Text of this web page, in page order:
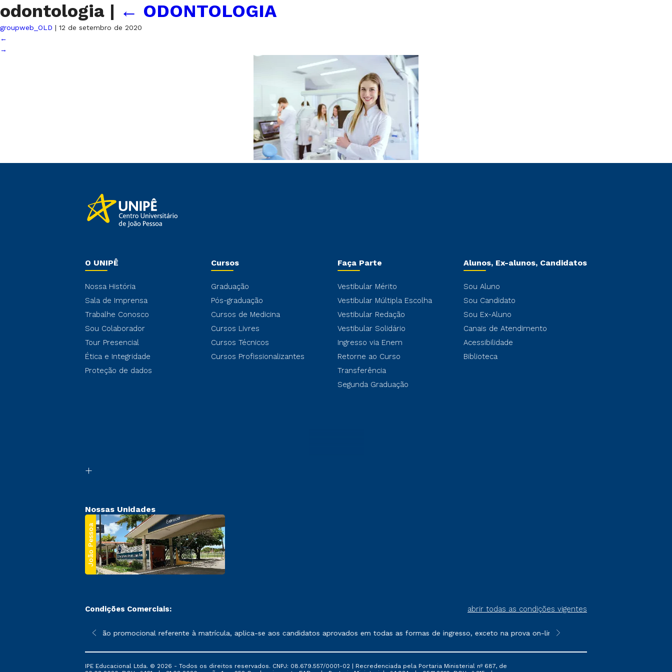
odontologia | ← ODONTOLOGIA
groupweb_OLD | 12 de setembro de 2020
←
→
O UNIPÊ
Nossa História
Sala de Imprensa
Trabalhe Conosco
Sou Colaborador
Tour Presencial
Ética e Integridade
Proteção de dados
Cursos
Graduação
Pós-graduação
Cursos de Medicina
Cursos Livres
Cursos Técnicos
Cursos Profissionalizantes
Faça Parte
Vestibular Mérito
Vestibular Múltipla Escolha
Vestibular Redação
Vestibular Solidário
Ingresso via Enem
Retorne ao Curso
Transferência
Segunda Graduação
Alunos, Ex-alunos, Candidatos
Sou Aluno
Sou Candidato
Sou Ex-Aluno
Canais de Atendimento
Acessibilidade
Biblioteca
Nossas Unidades
João Pessoa
Condições Comerciais: abrir todas as condições vigentes
sofrer alterações nos períodos de rematrícula conforme exposto no contrato de prestação de serviços.
*A condição promocional referente à matrícula, aplica-se aos candidatos aprovados em todas as formas de ingresso, exceto na prova on-line ou agendada, que ofertam
**Semipresencial é um formato do
IPE Educacional Ltda. © 2026 - Todos os direitos reservados. CNPJ: 08.679.557/0001-02 | Recredenciada pela Portaria Ministerial nº 687, de